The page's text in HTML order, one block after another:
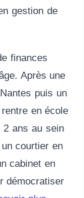
gestion de
finances
Après une
puis un
en école
2 ans au sein
courtier en
cabinet en
démocratiser